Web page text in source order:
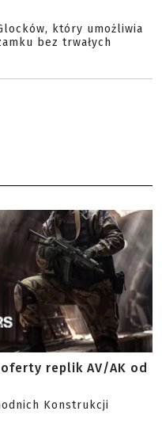
który umożliwia
bez trwałych
replik AV/AK od
Konstrukcji